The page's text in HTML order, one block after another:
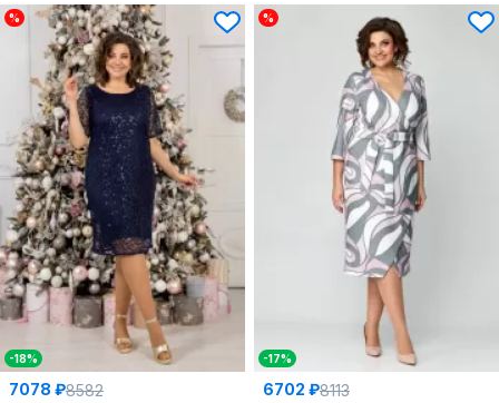
%
-18%
7078 ₽8582
%
-17%
6702 ₽8113